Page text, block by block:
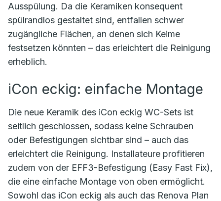
Ausspülung. Da die Keramiken konsequent
spülrandlos gestaltet sind, entfallen schwer
zugängliche Flächen, an denen sich Keime
festsetzen könnten – das erleichtert die Reinigung
erheblich.
iCon eckig: einfache Montage
Die neue Keramik des iCon eckig WC-Sets ist
seitlich geschlossen, sodass keine Schrauben
oder Befestigungen sichtbar sind – auch das
erleichtert die Reinigung. Installateure profitieren
zudem von der EFF3-Befestigung (Easy Fast Fix),
die eine einfache Montage von oben ermöglicht.
Sowohl das iCon eckig als auch das Renova Plan